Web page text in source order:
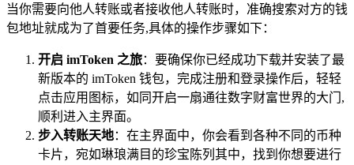
当你需要向他人转账或者接收他人转账时，准确搜索对方的钱
包地址就成为了首要任务,具体的操作步骤如下：
开启 imToken 之旅：要确保你已经成功下载并安装了最
新版本的 imToken 钱包，完成注册和登录操作后，轻轻
点击应用图标，如同开启一扇通往数字财富世界的大门,
顺利进入主界面。
步入转账天地：在主界面中，你会看到各种不同的币种
卡片，宛如琳琅满目的珍宝陈列其中，找到你想要进行